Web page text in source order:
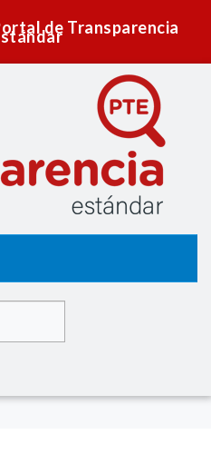
de Transparencia